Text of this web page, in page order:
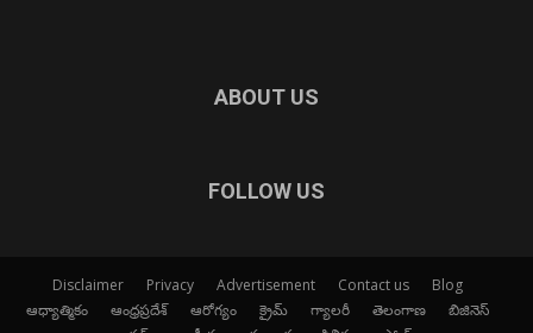
ABOUT US
FOLLOW US
Disclaimer Privacy Advertisement Contact us
Blog
ఆధ్యాత్మికం
ఆంధ్రప్రదేశ్ ఆరోగ్యం క్రైమ్ గ్యాలరీ తెలంగాణ
బిజినెస్